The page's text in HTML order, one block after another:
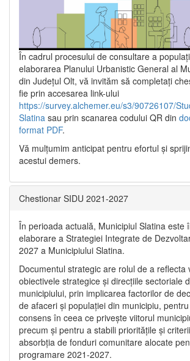
În cadrul procesului de consultare a
elaborarea Planului Urbanistic General al
din Județul Olt, vă invităm să completați
fie prin accesarea link-ului
https://survey.alchemer.eu/s3/90726107/
Slatina sau prin scanarea codului QR din
format PDF.
Vă mulţumim anticipat pentru efortul şi
acestui demers.
Chestionar SIDU 2021-2027
În perioada actuală, Municipiul Slatina este
elaborare a Strategiei Integrate de
2027 a Municipiului Slatina.
Documentul strategic are rolul de a reflecta
obiectivele strategice și direcțiile sectoriale
municipiului, prin implicarea factorilor de
de afaceri și populației din municipiu,
consens în ceea ce privește viitorul
precum și pentru a stabili prioritățile și
absorbția de fonduri comunitare alocate
programare 2021-2027.